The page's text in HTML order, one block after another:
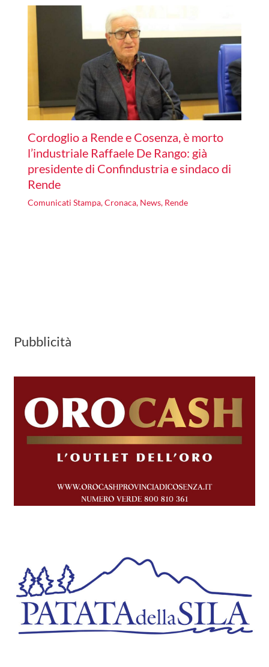
Cordoglio a Rende e Cosenza, è morto
l’industriale Raffaele De Rango: già
presidente di Confindustria e sindaco di
Rende
Comunicati Stampa,Cronaca, News, Rende
Pubblicità